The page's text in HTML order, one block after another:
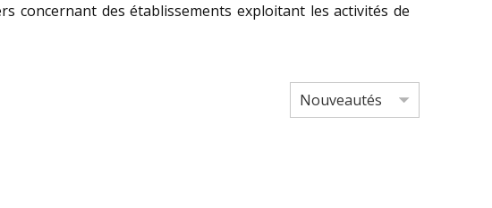
concernant des établissements exploitant les activités de